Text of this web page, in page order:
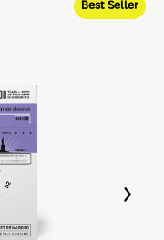
Best Seller